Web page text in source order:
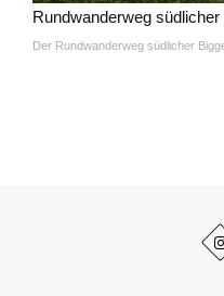
Rundwanderweg
Der Rundwanderweg südlicher